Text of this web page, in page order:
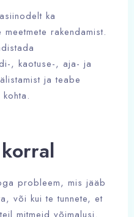
ka
meetmete rakendamist.
, kaotuse-, aja- ja
ja teabe
probleem, mis jääb
või kui te tunnete, et